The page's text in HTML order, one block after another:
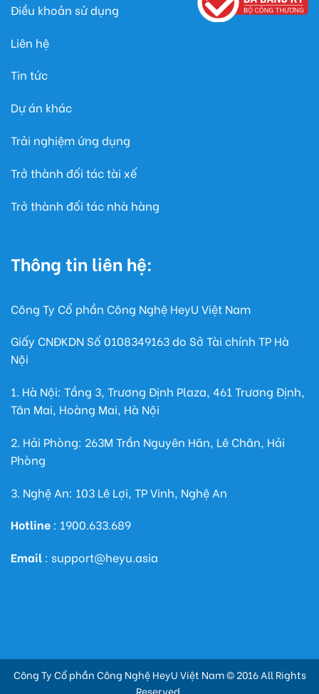
Điều khoản sử dụng
Liên hệ
Tin tức
Dự án khác
Trải nghiệm ứng dụng
Trở thành đối tác tài xế
Trở thành đối tác nhà hàng
Thông tin liên hệ:
Công Ty Cổ phần Công Nghệ HeyU Việt Nam
Giấy CNĐKDN Số0108349163do Sở Tài chính TP Hà
Nội
1. Hà Nội: Tầng 3, Trương Định Plaza, 461 Trương Định,
Tân Mai, Hoàng Mai, Hà Nội
2. Hải Phòng: 263M Trần Nguyên Hãn, Lê Chân, Hải
Phòng
3. Nghệ An: 103 Lê Lợi, TP Vinh, Nghệ An
Hotline : 1900.633.689
Email : support@heyu.asia
Công Ty Cổ phần Công Nghệ HeyU Việt Nam © 2016 All Rights
Reserved.